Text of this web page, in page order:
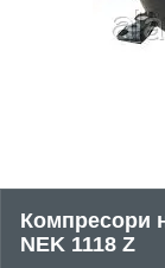
Компресори
NEK 1118 Z